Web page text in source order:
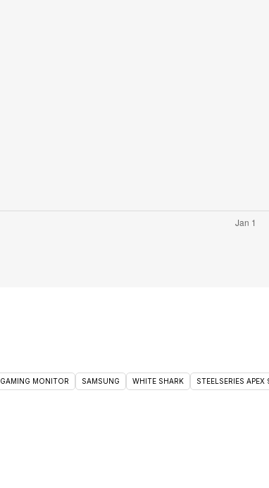
GAMING MONITOR SAMSUNG WHITE SHARK STEELSERIES